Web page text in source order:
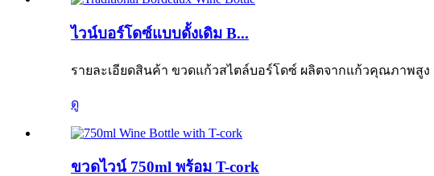
ไวน์บอร์โดซ์แบบดั้งเดิม B...
รายละเอียดสินค้า ขวดแก้วสไตล์บอร์โดซ์ ผลิตจากแก้วคุณภาพสู
ดู
ขวดไวน์ 750ml พร้อม T-cork